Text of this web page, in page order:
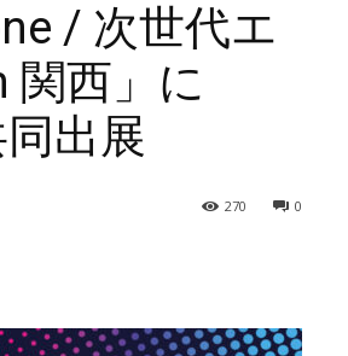
/ 次世代エ
関西」に
出展
0
270